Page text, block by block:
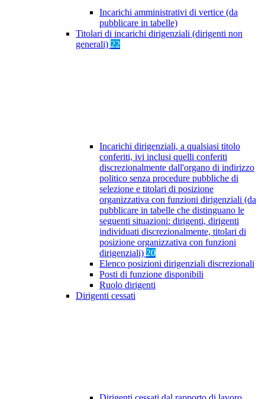
Incarichi amministrativi di vertice (da
pubblicare in tabelle)
Titolari di incarichi dirigenziali (dirigenti non
generali) 22
Incarichi dirigenziali, a qualsiasi titolo
conferiti, ivi inclusi quelli conferiti
discrezionalmente dall'organo di indirizzo
politico senza procedure pubbliche di
selezione e titolari di posizione
organizzativa con funzioni dirigenziali (da
pubblicare in tabelle che distinguano le
seguenti situazioni: dirigenti, dirigenti
individuati discrezionalmente, titolari di
posizione organizzativa con funzioni
dirigenziali) 20
Elenco posizioni dirigenziali discrezionali
Posti di funzione disponibili
Ruolo dirigenti
Dirigenti cessati